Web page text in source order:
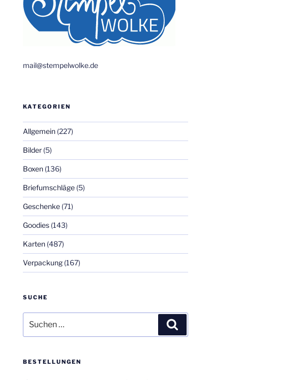
mail@stempelwolke.de
KATEGORIEN
Allgemein(227)
Bilder(5)
Boxen(136)
Briefumschläge(5)
Geschenke(71)
Goodies(143)
Karten(487)
Verpackung(167)
SUCHE
nach:
BESTELLUNGEN